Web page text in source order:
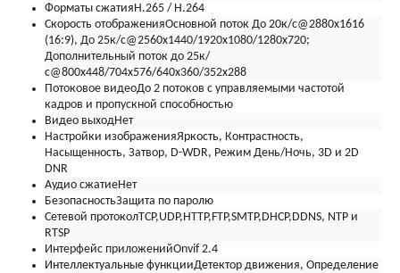
Форматы сжатия H.265 / H.264
Скорость отображенияОсновной поток До 20к/с@2880х1616
(16:9), До 25к/с@2560x1440/1920х1080/1280x720;
Дополнительный поток до 25к/
с@800x448/704х576/640x360/352х288
Потоковое видеоДо 2 потоков с управляемыми частотой
кадров и пропускной способностью
Видео выходНет
Настройки изображенияЯркость, Контрастность,
Насыщенность, Затвор, D-WDR, Режим День/Ночь, 3D и 2D
DNR
Аудио сжатиеНет
БезопасностьЗащита по паролю
Сетевой протоколTCP,UDP,HTTP,FTP,SMTP,DHCP,DDNS, NTP и
RTSP
Интерфейс приложенийOnvif 2.4
Интеллектуальные функцииДетектор движения, Определение